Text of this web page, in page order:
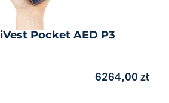
Pocket AED P3
6264,00 zł